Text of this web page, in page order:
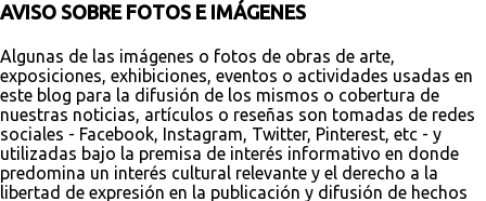
AVISO SOBRE FOTOS E IMÁGENES
Algunas de las imágenes o fotos de obras de arte,
exposiciones, exhibiciones, eventos o actividades usadas en
este blog para la difusión de los mismos o cobertura de
nuestras noticias, artículos o reseñas son tomadas de redes
sociales - Facebook, Instagram, Twitter, Pinterest, etc - y
utilizadas bajo la premisa de interés informativo en donde
predomina un interés cultural relevante y el derecho a la
libertad de expresión en la publicación y difusión de hechos